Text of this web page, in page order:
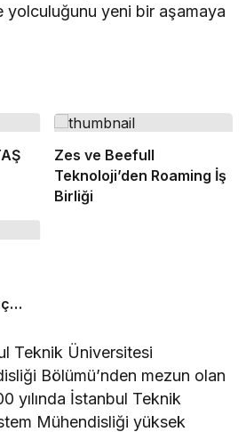
yolculuğunu yeni bir aşamaya
Zes ve Beefull
Teknoloji’den Roaming İş
Birliği
Teknik Üniversitesi
Bölümü’nden mezun olan
yılında İstanbul Teknik
Mühendisliği yüksek